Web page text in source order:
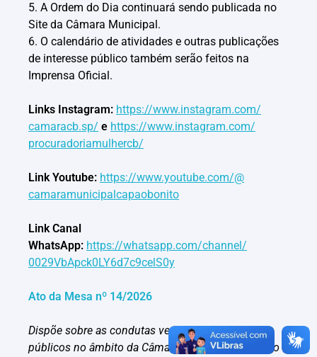
5. A Ordem do Dia continuará sendo publicada no
Site da Câmara Municipal.
6. O calendário de atividades e outras publicações
de interesse público também serão feitos na
Imprensa Oficial.
Links Instagram: https://www.instagram.com/
camaracb.sp/ e https://www.instagram.com/
procuradoriamulhercb/
Link Youtube: https://www.youtube.com/@
camaramunicipalcapaobonito
Link Canal
WhatsApp: https://whatsapp.com/channel/
0029VbApck0LY6d7c9celS0y
Ato da Mesa nº 14/2026
Dispõe sobre as condutas vedadas aos agentes
públicos no âmbito da Câmara Municipal de Capão